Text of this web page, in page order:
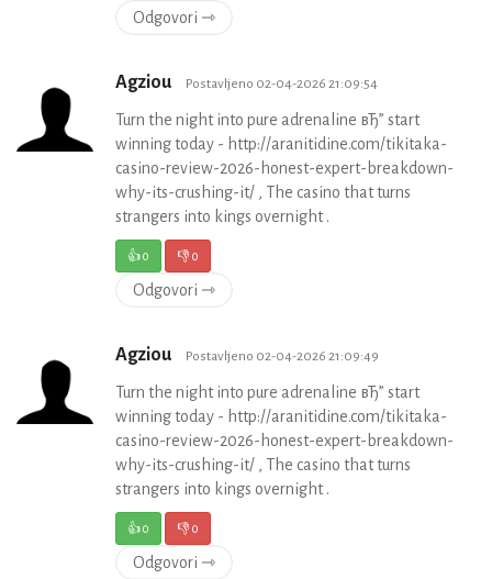
Odgovori ⇾
Agziou Postavljeno 02-04-2026 21:09:54
Turn the night into pure adrenaline вЂ” start
winning today - http://aranitidine.com/tikitaka-
casino-review-2026-honest-expert-breakdown-
why-its-crushing-it/ , The casino that turns
strangers into kings overnight .
👍0 👎0
Odgovori ⇾
Agziou Postavljeno 02-04-2026 21:09:49
Turn the night into pure adrenaline вЂ” start
winning today - http://aranitidine.com/tikitaka-
casino-review-2026-honest-expert-breakdown-
why-its-crushing-it/ , The casino that turns
strangers into kings overnight .
👍0 👎0
Odgovori ⇾